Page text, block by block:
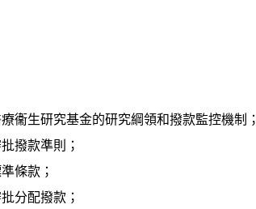
衞生研究基金的研究綱領和撥款監控機制；
撥款準則；
條款；
分配撥款；